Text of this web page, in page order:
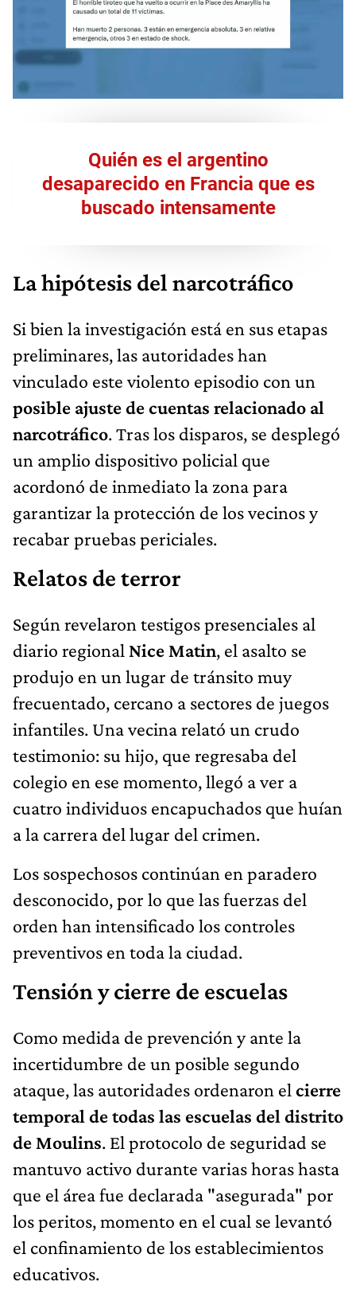
Quién es el argentino
desaparecido en Francia que es
buscado intensamente
La hipótesis del narcotráfico
Si bien la investigación está en sus etapas
preliminares, las autoridades han
vinculado este violento episodio con un
posible ajuste de cuentas relacionado al
narcotráfico. Tras los disparos, se desplegó
un amplio dispositivo policial que
acordonó de inmediato la zona para
garantizar la protección de los vecinos y
recabar pruebas periciales.
Relatos de terror
Según revelaron testigos presenciales al
diario regional Nice Matin, el asalto se
produjo en un lugar de tránsito muy
frecuentado, cercano a sectores de juegos
infantiles. Una vecina relató un crudo
testimonio: su hijo, que regresaba del
colegio en ese momento, llegó a ver a
cuatro individuos encapuchados que huían
a la carrera del lugar del crimen.
Los sospechosos continúan en paradero
desconocido, por lo que las fuerzas del
orden han intensificado los controles
preventivos en toda la ciudad.
Tensión y cierre de escuelas
Como medida de prevención y ante la
incertidumbre de un posible segundo
ataque, las autoridades ordenaron el cierre
temporal de todas las escuelas del distrito
de Moulins. El protocolo de seguridad se
mantuvo activo durante varias horas hasta
que el área fue declarada "asegurada" por
los peritos, momento en el cual se levantó
el confinamiento de los establecimientos
educativos.